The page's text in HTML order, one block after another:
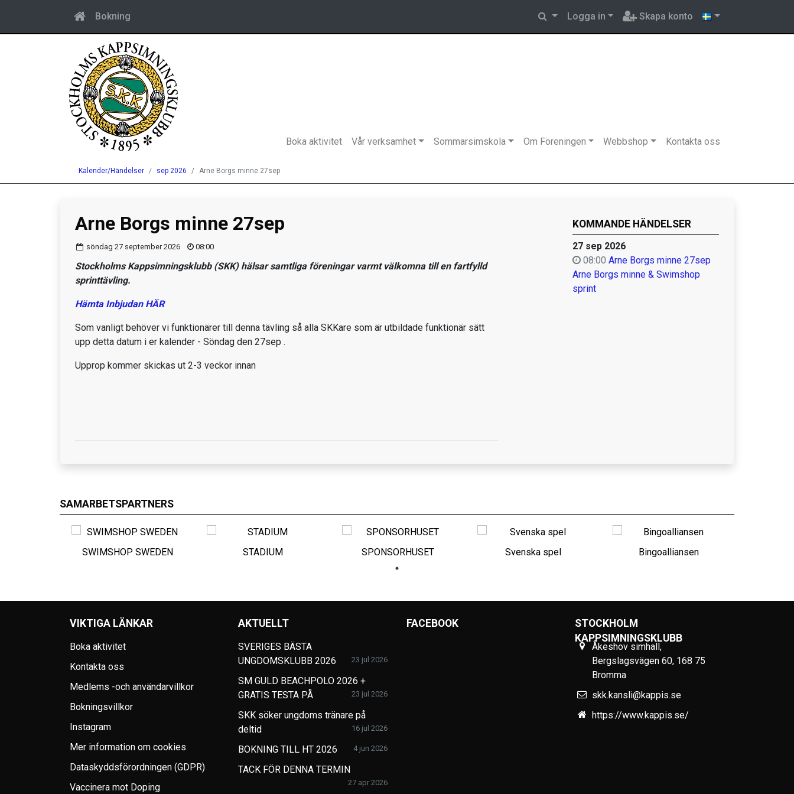
Bokning Logga in Skapa konto
Boka aktivitet Vår verksamhet Sommarsimskola Om Föreningen Webbshop Kontakta oss
Kalender/Händelser sep 2026 Arne Borgs minne 27sep
KOMMANDE HÄNDELSER
27 sep 2026
08:00 Arne Borgs minne 27sep
Arne Borgs minne & Swimshop
sprint
Arne Borgs minne 27sep
söndag 27 september 2026 08:00
Stockholms Kappsimningsklubb (SKK) hälsar samtliga föreningar varmt välkomna till en fartfylld
sprinttävling.
Hämta Inbjudan HÄR
Som vanligt behöver vi funktionärer till denna tävling så alla SKKare som är utbildade funktionär sätt
upp detta datum i er kalender - Söndag den 27sep .
Upprop kommer skickas ut 2-3 veckor innan
SAMARBETSPARTNERS
SWIMSHOP SWEDEN STADIUM SPONSORHUSET Svenska spel Bingoalliansen
VIKTIGA LÄNKAR
Boka aktivitet
Kontakta oss
Medlems -och användarvillkor
Bokningsvillkor
Instagram
Mer information om cookies
Dataskyddsförordningen (GDPR)
Vaccinera mot Doping
AKTUELLT
SVERIGES BÄSTA
UNGDOMSKLUBB 2026
23 jul 2026
SM GULD BEACHPOLO 2026 +
GRATIS TESTA PÅ
23 jul 2026
SKK söker ungdoms tränare på
deltid
16 jul 2026
BOKNING TILL HT 2026 4 jun 2026
TACK FÖR DENNA TERMIN
27 apr 2026
FACEBOOK
STOCKHOLM
KAPPSIMNINGSKLUBB
Åkeshov simhall,
Bergslagsvägen 60, 168 75
Bromma
skk.kansli@kappis.se
https://www.kappis.se/